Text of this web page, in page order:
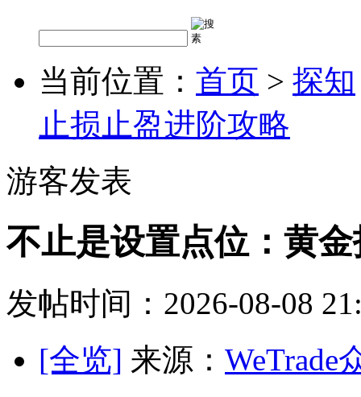
当前位置： 首页 > 探知
止损止盈进阶攻略
游客发表
不止是设置点位：黄
发帖时间：2026-08-08
[全览] 来源： WeTrade